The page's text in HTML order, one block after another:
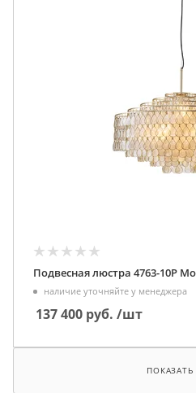
Подвесная люстра 4763-
наличие уточняйте у менеджера
137 400 руб. /шт